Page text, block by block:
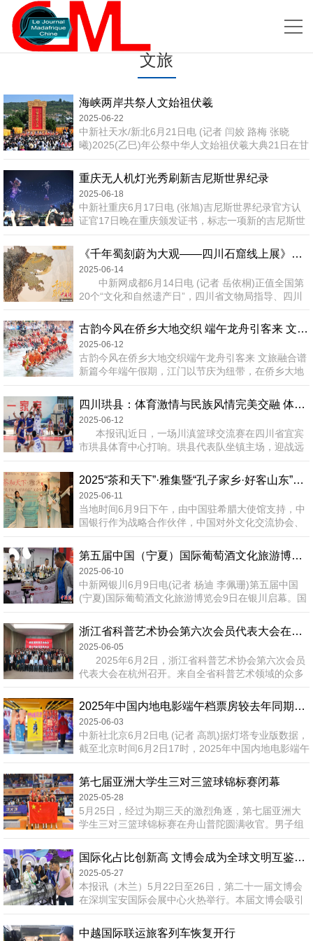
文旅
海峡两岸共祭人文始祖伏羲
2025-06-22
中新社天水/新北6月21日电 (记者 闫姣 路梅 张晓
曦)2025(乙巳)年公祭中华人文始祖伏羲大典21日在甘
礼同时在台湾新北市举行，这是两岸连续第12年共同
举行祭祀伏羲活动。伏羲被称为中华人文始祖，位
居“三皇之首”“百王之先”。祭祀伏羲由来已久、世代传
承，2014年首次实现海峡两岸共祭伏羲。“四海如
一，共祭羲皇。”甘肃天水是伏羲的诞生地、伏羲文化
重庆无人机灯光秀刷新吉尼斯世界纪录
2025-06-18
中新社重庆6月17日电 (张旭)吉尼斯世界纪录官方认
证官17日晚在重庆颁发证书，标志一项新的吉尼斯世
机组成的双编队飞行表演，成功挑战“最多无人机组成
的空中图案”吉尼斯世界纪录。此次无人机灯光秀
以“山水、人文、生活、都市”为脉络，设计了山水之
城、山茶花开、黄葛情深、时尚之都、活力之城等七
大篇章，呈现魅力重庆。重庆被中外网友称为“8D魔
《千年蜀刻蔚为大观——四川石窟线上展》上线
2025-06-14
中新网成都6月14日电 (记者 岳依桐)正值全国第
20个“文化和自然遗产日”，四川省文物局指导、四川
——四川石窟线上展》14日上线。本次展览运用了数
字孪生、三维建模、亿像素超高清图像等技术手段，
展现四川重要石窟风采，观众足不出户就能欣赏
到“活”起来的石窟艺术。 川渝石窟，以其分布之
广泛、规模之宏大、...
古韵今风在侨乡大地交织 端午龙舟引客来 文旅融合谱新篇
2025-06-12
古韵今风在侨乡大地交织端午龙舟引客来 文旅融合谱
新篇今年端午假期，江门以节庆为纽带，在侨乡大地
当龙舟竞渡的鼓点激荡江河，当亲子嬉水的欢声笑语
漫过乡野，这座中国侨都正以创新姿态激活文化基
因，以“百千万工程”为笔绘就乡村振兴新图景。端午
节当天，江门各县（市、区）举办龙舟竞渡活动。图
为2025年礼乐龙舟竞渡现场。周华东 摄龙舟竞渡焕新
四川珙县：体育激情与民族风情完美交融 体育化身民族团结“黏合剂”
2025-06-12
本报讯|近日，一场川滇篮球交流赛在四川省宜宾
市珙县体育中心打响。珙县代表队坐镇主场，迎战远
的欢呼声此起彼伏，啦啦队身着盛装，跳着民族舞
蹈。此刻，赛场化作欢乐的民族盛会，民族风情与体
育激情完美交融。 在比赛间隙，场上突然传来欢
快的竹竿敲击声，身着绚丽民族服饰的小伙们手持竹
竿...
2025“茶和天下”·雅集暨“孔子家乡·好客山东”文旅推介会在雅典成功举办
2025-06-11
当地时间6月9日下午，由中国驻希腊大使馆支持，中
国银行作为战略合作伙伴，中国对外文化交流协会、
大学联合主办，中希时报、中希文化艺术交流协会承
办的“茶和天下”·雅集暨“孔子家乡·好客山东”文化旅游
推介会在雅典洲际酒店成功举办。活动吸引了来自中
希两国政商界、文旅界和教育界的百余位嘉宾，在清
雅茶香与深厚文化氛围中，共同感受中希文明的和合
第五届中国（宁夏）国际葡萄酒文化旅游博览会开幕
2025-06-10
中新网银川6月9日电(记者 杨迪 李佩珊)第五届中国
(宁夏)国际葡萄酒文化旅游博览会9日在银川启幕。国
来，共同书写中国葡萄酒对话世界新篇章。中国(宁
夏)国际葡萄酒文化旅游博览会是中国首个以葡萄酒为
主题的国家级、国际化综合性展会，也是宁夏规格最
高、规模最大、影响最广的葡萄酒文旅展会品牌。本
届博览会为期4天，以“中国葡萄酒·当惊世界殊——举
浙江省科普艺术协会第六次会员代表大会在杭召开
2025-06-05
2025年6月2日，浙江省科普艺术协会第六次会员
代表大会在杭州召开。来自全省科普艺术领域的众多
普艺术的创新发展路径，共商新时代科普艺术发展新
篇章，浙江省科协学会部相关领导出席会议。大会在
庄严的国歌声中拉开帷幕，会议听取并审议通过了协
会第五届理事会工作报告、财务报告，以无记名投票
方式通过了协会章程修订、会费标准...
2025年中国内地电影端午档票房较去年同期显著增长
2025-06-03
中新社北京6月2日电 (记者 高凯)据灯塔专业版数据，
截至北京时间6月2日17时，2025年中国内地电影端午
币，下同)，较去年端午档的3.83亿元显著增长。
2025年端午档档期第二日恰逢六一儿童节，中国内地
院线当日票房时隔84天再度突破2亿元，也是中国影
史六一档票房第三次突破2亿元。截至目前，《碟中谍
8：最终清算》《哆啦A梦：大雄的绘画奇遇...
第七届亚洲大学生三对三篮球锦标赛闭幕
2025-05-28
5月25日，经过为期三天的激烈角逐，第七届亚洲大
学生三对三篮球锦标赛在舟山普陀圆满收官。男子组
行。比赛伊始，帕亚莫·努尔大学率先发力，利用篮下
优势，比分一路领先，广东工业大学奋力直追，利用
精准远投，将比分追至12：14，官方暂停后，双方你
来我往，广东工业大学继续利用远投，将比分再追至
18平。比赛进入白热化，帕亚莫·努尔大学依靠个人强
国际化占比创新高 文博会成为全球文明互鉴超级平台
2025-05-27
本报讯（木兰）5月22日至26日，第二十一届文博会
在深圳宝安国际会展中心火热举行。本届文博会吸引
展，110个国家及地区的逾3.5万名海外专业观众参
中越国际联运旅客列车恢复开行